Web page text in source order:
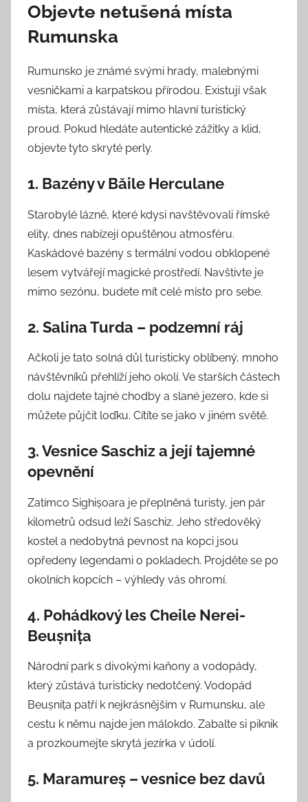
Objevte netušená místa
Rumunska
Rumunsko je známé svými hrady, malebnými
vesničkami a karpatskou přírodou. Existují však
místa, která zůstávají mimo hlavní turistický
proud. Pokud hledáte autentické zážitky a klid,
objevte tyto skryté perly.
1. Bazény v Băile Herculane
Starobylé lázně, které kdysi navštěvovali římské
elity, dnes nabízejí opuštěnou atmosféru.
Kaskádové bazény s termální vodou obklopené
lesem vytvářejí magické prostředí. Navštivte je
mimo sezónu, budete mít celé místo pro sebe.
2. Salina Turda – podzemní ráj
Ačkoli je tato solná důl turisticky oblíbený, mnoho
návštěvníků přehlíží jeho okolí. Ve starších částech
dolu najdete tajné chodby a slané jezero, kde si
můžete půjčit loďku. Cítíte se jako v jiném světě.
3. Vesnice Saschiz a její tajemné
opevnění
Zatímco Sighișoara je přeplněná turisty, jen pár
kilometrů odsud leží Saschiz. Jeho středověký
kostel a nedobytná pevnost na kopci jsou
opředeny legendami o pokladech. Projděte se po
okolních kopcích – výhledy vás ohromí.
4. Pohádkový les Cheile Nerei-
Beușnița
Národní park s divokými kaňony a vodopády,
který zůstává turisticky nedotčený. Vodopád
Beușnița patří k nejkrásnějším v Rumunsku, ale
cestu k němu najde jen málokdo. Zabalte si piknik
a prozkoumejte skrytá jezírka v údolí.
5. Maramureș – vesnice bez davů